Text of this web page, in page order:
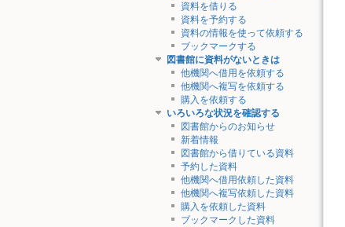
資料を借りる
資料を予約する
資料の情報を使って依頼する
ブックマークする
図書館に資料がないときは
他機関へ借用を依頼する
他機関へ複写を依頼する
購入を依頼する
いろいろな状況を確認する
図書館からのお知らせ
新着情報
図書館から借りている資料
予約した資料
他機関へ借用依頼した資料
他機関へ複写依頼した資料
購入を依頼した資料
ブックマークした資料